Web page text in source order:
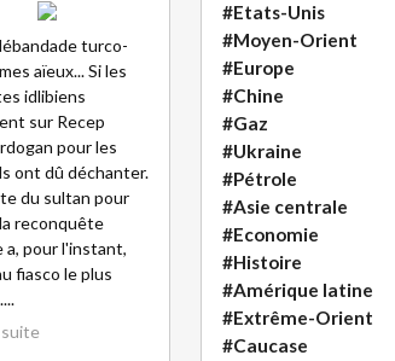
turco-
aïeux... Si les
idlibiens
sur Recep
pour les
ont dû déchanter.
du sultan pour
reconquête
a, pour l'instant,
fiasco le plus
#Etats-Unis
#Moyen-Orient
#Europe
#Chine
#Gaz
#Ukraine
#Pétrole
#Asie centrale
#Economie
#Histoire
#Amérique latine
#Extrême-Orient
#Caucase